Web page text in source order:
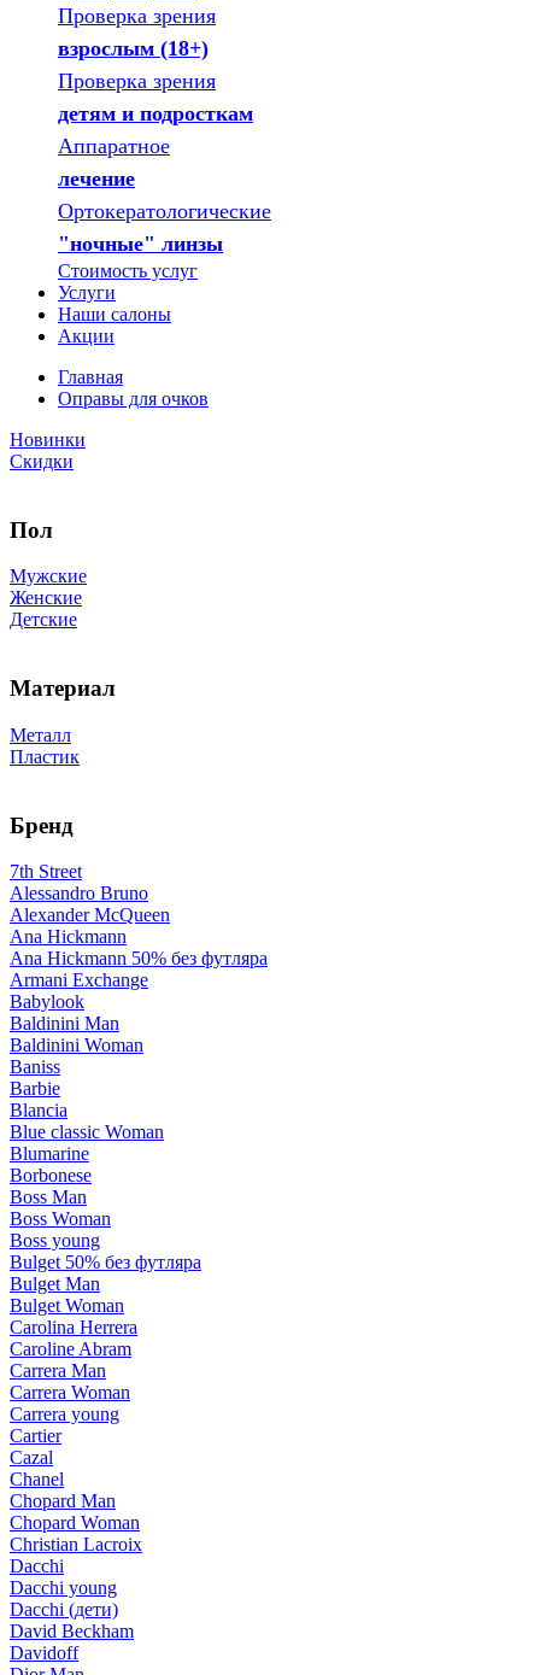
Проверка зрения
взрослым (18+)
Проверка зрения
детям и подросткам
Аппаратное
лечение
Ортокератологические
"ночные" линзы
Стоимость услуг
Услуги
Наши салоны
Акции
Главная
Оправы для очков
Новинки
Скидки
Пол
Мужские
Женские
Детские
Материал
Металл
Пластик
Бренд
7th Street
Alessandro Bruno
Alexander McQueen
Ana Hickmann
Ana Hickmann 50% без футляра
Armani Exchange
Babylook
Baldinini Man
Baldinini Woman
Baniss
Barbie
Blancia
Blue classic Woman
Blumarine
Borbonese
Boss Man
Boss Woman
Boss young
Bulget 50% без футляра
Bulget Man
Bulget Woman
Carolina Herrera
Caroline Abram
Carrera Man
Carrera Woman
Carrera young
Cartier
Cazal
Chanel
Chopard Man
Chopard Woman
Christian Lacroix
Dacchi
Dacchi young
Dacchi (дети)
David Beckham
Davidoff